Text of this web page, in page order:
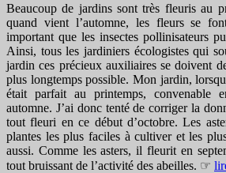
Beaucoup de jardins sont très fleuris au
quand vient l’automne, les fleurs se
important que les insectes pollinisateurs
Ainsi, tous les jardiniers écologistes qui
jardin ces précieux auxiliaires se doivent
plus longtemps possible. Mon jardin,
était parfait au printemps, convenable
automne. J’ai donc tenté de corriger la
tout fleuri en ce début d’octobre. Les
plantes les plus faciles à cultiver et les
aussi. Comme les asters, il fleurit en
tout bruissant de l’activité des abeilles. ☞